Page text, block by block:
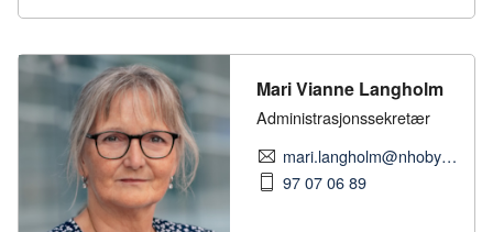
Mari Vianne Langholm
Administrasjonssekretær
mari.langholm@nhobyggenaringen.no
97 07 06 89